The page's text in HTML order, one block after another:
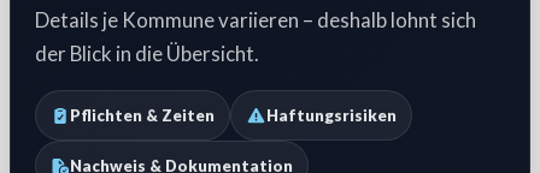
Details je Kommune variieren – deshalb lohnt sich
der Blick in die Übersicht.
Pflichten & Zeiten Haftungsrisiken
Nachweis & Dokumentation